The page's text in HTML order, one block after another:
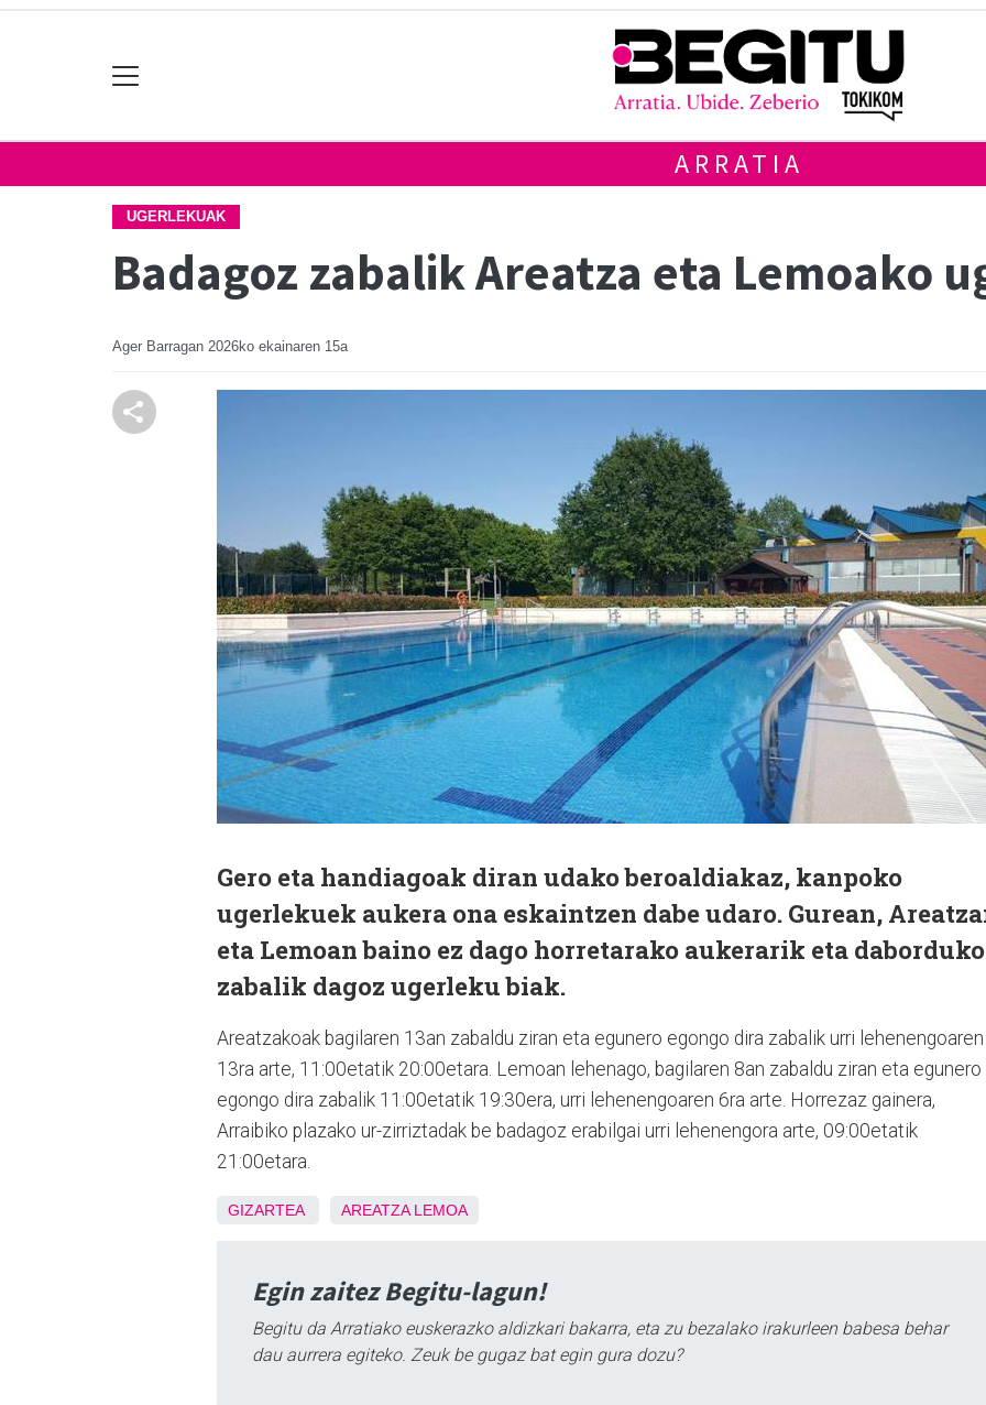
ARRATIA
UGERLEKUAK
Badagoz zabalik Areatza eta Lemoako
Ager Barragan 2026ko ekainaren 15a
Gero eta handiagoak diran udako beroaldiakaz, kanpoko
ugerlekuek aukera ona eskaintzen dabe udaro. Gurean,
eta Lemoan baino ez dago horretarako aukerarik eta
zabalik dagoz ugerleku biak.
Areatzakoak bagilaren 13an zabaldu ziran eta egunero egongo dira zabalik urri lehenengoaren
13ra arte, 11:00etatik 20:00etara. Lemoan lehenago, bagilaren 8an zabaldu ziran eta egunero
egongo dira zabalik 11:00etatik 19:30era, urri lehenengoaren 6ra arte. Horrezaz gainera,
Arraibiko plazako ur-zirriztadak be badagoz erabilgai urri lehenengora arte, 09:00etatik
21:00etara.
GIZARTEA AREATZA LEMOA
Egin zaitez Begitu-lagun!
Begitu da Arratiako euskerazko aldizkari bakarra, eta zu bezalako irakurleen babesa behar
dau aurrera egiteko. Zeuk be gugaz bat egin gura dozu?